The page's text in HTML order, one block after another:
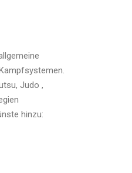
Judo ,
hinzu: